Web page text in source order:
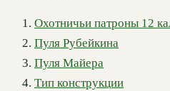
Охотничьи патроны 12
Пуля Рубейкина
Пуля Майера
Тип конструкции